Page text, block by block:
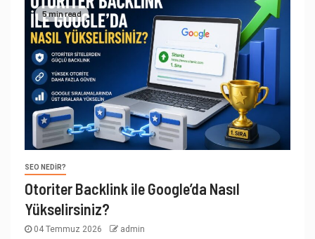
5 min read
SEO NEDIR?
Otoriter Backlink ile Google’da Nasıl
Yükselirsiniz?
04 Temmuz 2026 admin